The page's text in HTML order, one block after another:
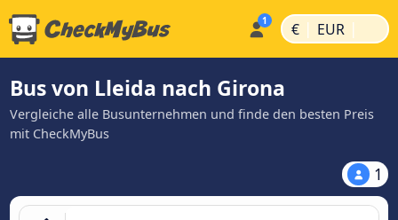
€ | EUR |
Bus von Lleida nach Girona
Vergleiche alle Busunternehmen und finde den besten Preis
mit CheckMyBus
1